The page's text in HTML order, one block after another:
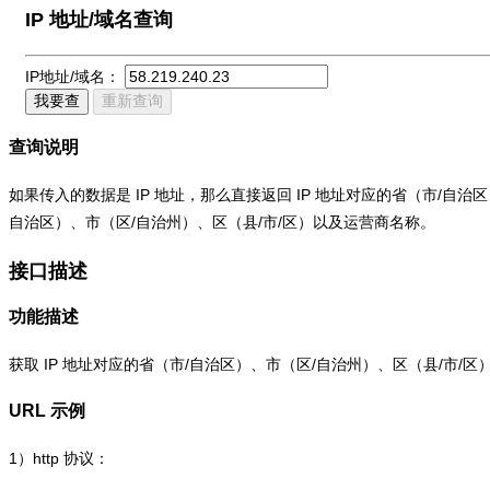
IP 地址/域名查询
IP地址/域名：
我要查
重新查询
查询说明
如果传入的数据是 IP 地址，那么直接返回 IP 地址对应的省（市/自治
自治区）、市（区/自治州）、区（县/市/区）以及运营商名称。
接口描述
功能描述
获取 IP 地址对应的省（市/自治区）、市（区/自治州）、区（县/市/
URL 示例
1） http 协议：